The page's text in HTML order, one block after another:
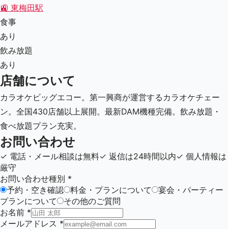
🚉 東梅田駅
食事
あり
飲み放題
あり
店舗について
カラオケビッグエコー。第一興商が運営するカラオケチェー
ン。全国430店舗以上展開。最新DAM機種完備。飲み放題・
食べ放題プラン充実。
お問い合わせ
✓ 電話・メール相談は無料✓ 返信は24時間以内✓ 個人情報は
厳守
お問い合わせ種別 *
予約・空き確認
料金・プランについて
宴会・パーティー
プランについて
その他のご質問
お名前 *
メールアドレス *